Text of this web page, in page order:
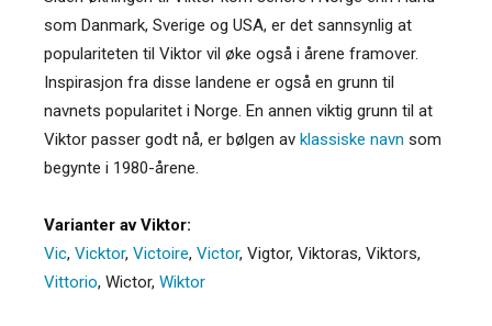
som Danmark, Sverige og USA, er det sannsynlig at
populariteten til Viktor vil øke også i årene framover.
Inspirasjon fra disse landene er også en grunn til
navnets popularitet i Norge. En annen viktig grunn til at
Viktor passer godt nå, er bølgen av klassiske navn som
begynte i 1980-årene.
Varianter av Viktor:
Vic, Vicktor, Victoire, Victor, Vigtor, Viktoras, Viktors,
Vittorio, Wictor, Wiktor